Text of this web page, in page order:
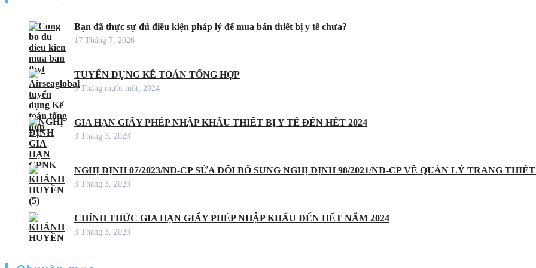
Bạn đã thực sự đủ điều kiện pháp lý để mua bán thiết bị y tế chưa?
17 Tháng 7, 2026
TUYỂN DỤNG KẾ TOÁN TỔNG HỢP
6 Tháng mười một, 2024
GIA HẠN GIẤY PHÉP NHẬP KHẨU THIẾT BỊ Y TẾ ĐẾN HẾT 2024
3 Tháng 3, 2023
NGHỊ ĐỊNH 07/2023/NĐ-CP SỬA ĐỔI BỔ SUNG NGHỊ ĐỊNH 98/2021/NĐ-CP VỀ QUẢN LÝ TRANG
3 Tháng 3, 2023
CHÍNH THỨC GIA HẠN GIẤY PHÉP NHẬP KHẨU ĐẾN HẾT NĂM 2024
3 Tháng 3, 2023